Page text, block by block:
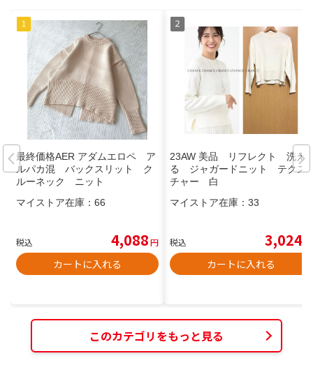
最終価格AER アダムエロペ ア
ルパカ混 バックスリット ク
ルーネック ニット
マイストア在庫： 66
税込 4,088円
カートに入れる
23AW 美品 リフレクト 洗え
る ジャガードニット テクス
チャー 白
マイストア在庫： 33
税込 3,024
カートに入れる
このカテゴリをもっと見る